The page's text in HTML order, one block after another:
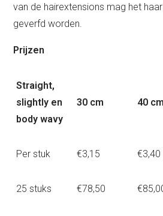
van de hairextensions mag het
geverfd worden.
Prijzen
Straight,
slightly en
body wavy
30 cm 40 cm
Per stuk €3,15 €3,40
25 stuks €78,50